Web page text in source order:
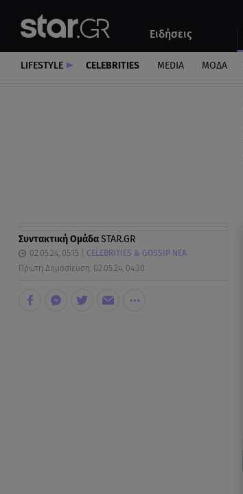
Ειδήσεις
Αυτοκίνητο
LIFESTYLE CELEBRITIES MEDIA ΜΟΔΑ
Συντακτική ΟμάδαSTAR.GR
02.05.24, 05:15
CELEBRITIES & GOSSIP ΝΕΑ
Πρώτη Δημοσίευση: 02.05.24, 04:30